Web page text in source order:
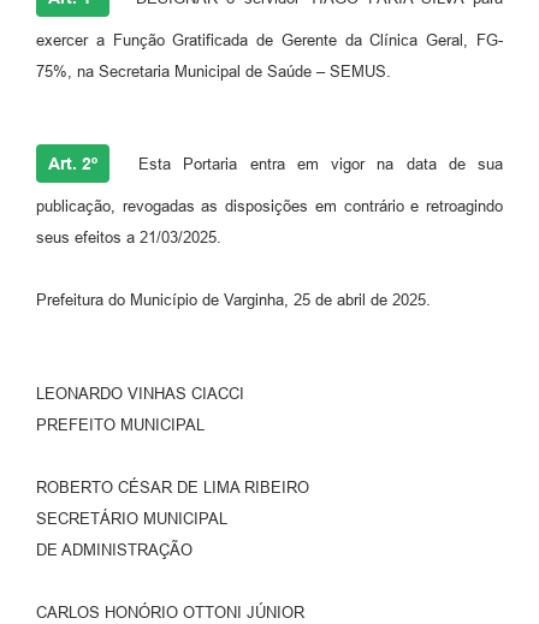
exercer a Função Gratificada de Gerente da Clínica Geral, FG-
75%, na Secretaria Municipal de Saúde – SEMUS.
Art. 2º Esta Portaria entra em vigor na data de sua
publicação, revogadas as disposições em contrário e retroagindo
seus efeitos a 21/03/2025.
Prefeitura do Município de Varginha, 25 de abril de 2025.
LEONARDO VINHAS CIACCI
PREFEITO MUNICIPAL
ROBERTO CÉSAR DE LIMA RIBEIRO
SECRETÁRIO MUNICIPAL
DE ADMINISTRAÇÃO
CARLOS HONÓRIO OTTONI JÚNIOR